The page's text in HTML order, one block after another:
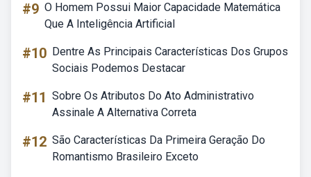
#9 O Homem Possui Maior Capacidade Matemática
Que A Inteligência Artificial
#10 Dentre As Principais Características Dos Grupos
Sociais Podemos Destacar
#11 Sobre Os Atributos Do Ato Administrativo
Assinale A Alternativa Correta
#12 São Características Da Primeira Geração Do
Romantismo Brasileiro Exceto